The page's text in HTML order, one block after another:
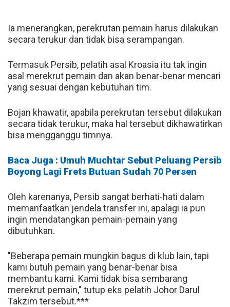
Ia menerangkan, perekrutan pemain harus dilakukan
secara terukur dan tidak bisa serampangan.
Termasuk Persib, pelatih asal Kroasia itu tak ingin
asal merekrut pemain dan akan benar-benar mencari
yang sesuai dengan kebutuhan tim.
Bojan khawatir, apabila perekrutan tersebut dilakukan
secara tidak terukur, maka hal tersebut dikhawatirkan
bisa mengganggu timnya.
Baca Juga : Umuh Muchtar Sebut Peluang Persib
Boyong Lagi Frets Butuan Sudah 70 Persen
Oleh karenanya, Persib sangat berhati-hati dalam
memanfaatkan jendela transfer ini, apalagi ia pun
ingin mendatangkan pemain-pemain yang
dibutuhkan.
"Beberapa pemain mungkin bagus di klub lain, tapi
kami butuh pemain yang benar-benar bisa
membantu kami. Kami tidak bisa sembarang
merekrut pemain," tutup eks pelatih Johor Darul
Takzim tersebut.***